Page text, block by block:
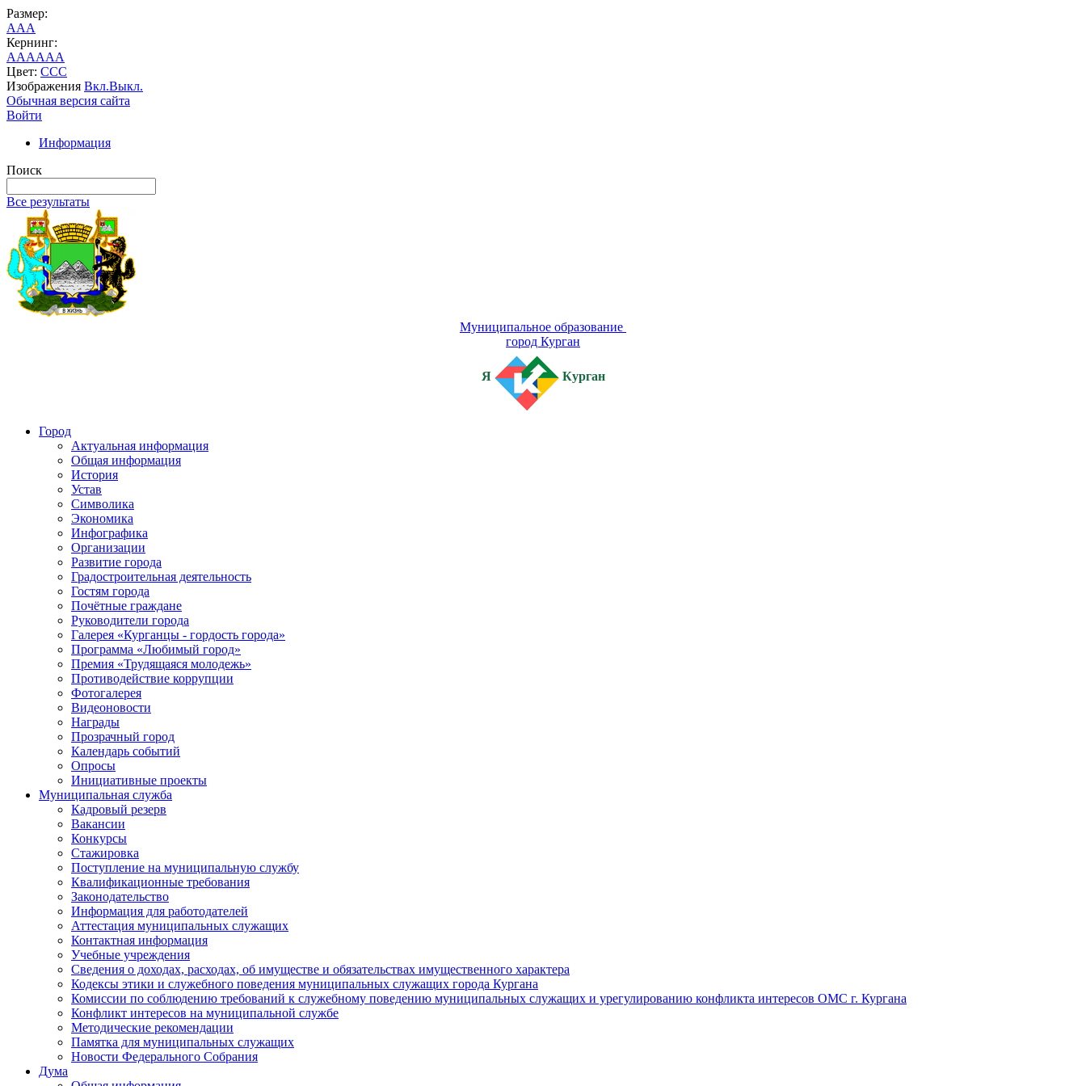
Размер:
AAA
Кернинг:
AAAAAA
Цвет: CCC
Изображения Вкл.Выкл.
Обычная версия сайта
Войти
Информация
Поиск
Все результаты
Муниципальное образование
город Курган
Я Курган
Город
Актуальная информация
Общая информация
История
Устав
Символика
Экономика
Инфографика
Организации
Развитие города
Градостроительная деятельность
Гостям города
Почётные граждане
Руководители города
Галерея «Курганцы - гордость города»
Программа «Любимый город»
Премия «Трудящаяся молодежь»
Противодействие коррупции
Фотогалерея
Видеоновости
Награды
Прозрачный город
Календарь событий
Опросы
Инициативные проекты
Муниципальная служба
Кадровый резерв
Вакансии
Конкурсы
Стажировка
Поступление на муниципальную службу
Квалификационные требования
Законодательство
Информация для работодателей
Аттестация муниципальных служащих
Контактная информация
Учебные учреждения
Сведения о доходах, расходах, об имуществе и обязательствах имущественного характера
Кодексы этики и служебного поведения муниципальных служащих города Кургана
Комиссии по соблюдению требований к служебному поведению муниципальных служащих и урегулированию конфликта интересов ОМС г. Кургана
Конфликт интересов на муниципальной службе
Методические рекомендации
Памятка для муниципальных служащих
Новости Федерального Cобрания
Дума